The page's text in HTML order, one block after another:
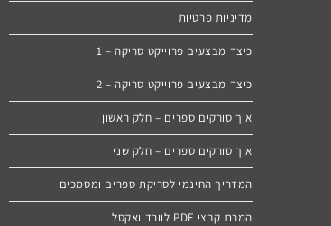
מדיניות פרטיות
כיצד מבצעים פרוייקט סריקה – 1
כיצד מבצעים פרוייקט סריקה – 2
איך סורקים ספרים – חלק ראשון
איך סורקים ספרים – חלק שני
המדריך החינמי לסריקת ספרים ומסמכים
המרת קבצי PDF לוורד ואקסל